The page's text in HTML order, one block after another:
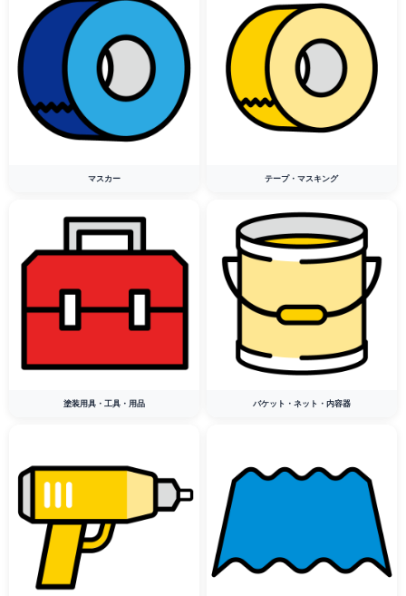
マスカー テープ・マスキング
塗装用具・工具・用品 バケット・ネット・内容器